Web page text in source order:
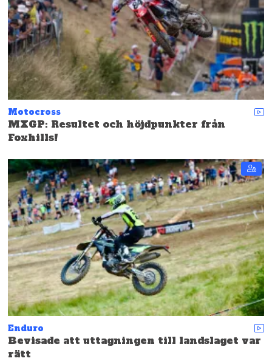
Motocross
MXGP: Resultet och höjdpunkter från
Foxhills!
Enduro
Bevisade att uttagningen till landslaget var
rätt